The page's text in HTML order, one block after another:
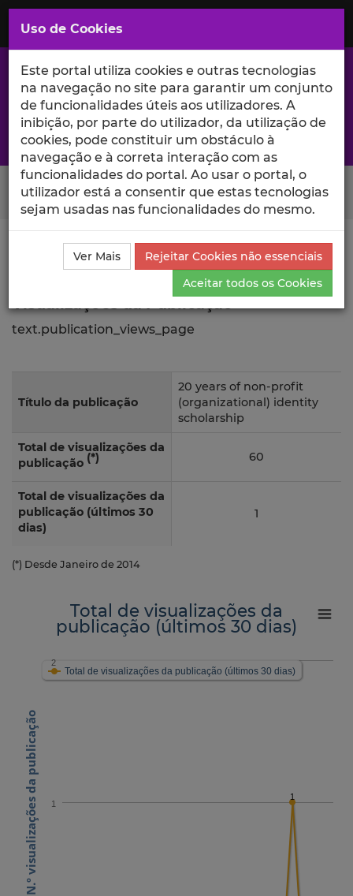
Saltar
para
Conteúdo
Principal
A excelência da investigação e ciência no Iscte
Search Button
Ciência_Iscte Comunicações
Descrição Detalhada
da Comunicação
Visualizações
text.publication_views_page
Título da publicação
20 years of non-profit
(organizational) identity
scholarship
Total de visualizações da
publicação (*) 60
Total de visualizações da
publicação (últimos 30
dias)
1
(*) Desde Janeiro de 2014
N.º visualizações da publicação
Total de visualizações da
publicação (últimos 30 dias)
1
Total de visualizações da publicação (últimos 30 dias)
1
2
Uso de Cookies
Este portal utiliza cookies e outras tecnologias
na navegação no site para garantir um conjunto
de funcionalidades úteis aos utilizadores. A
inibição, por parte do utilizador, da utilização de
cookies, pode constituir um obstáculo à
navegação e à correta interação com as
funcionalidades do portal. Ao usar o portal, o
utilizador está a consentir que estas tecnologias
sejam usadas nas funcionalidades do mesmo.
Ver Mais
Rejeitar Cookies não essenciais
Aceitar todos os Cookies